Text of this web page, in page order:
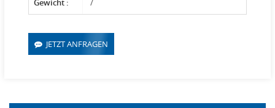
Gewicht :
JETZT ANFRAGEN